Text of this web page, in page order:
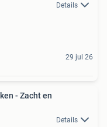
Details
29 jul 26
- Zacht en
Details